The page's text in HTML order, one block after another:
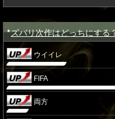
★ズバリ次作はどっちにする
ウイイレ
FIFA
両方